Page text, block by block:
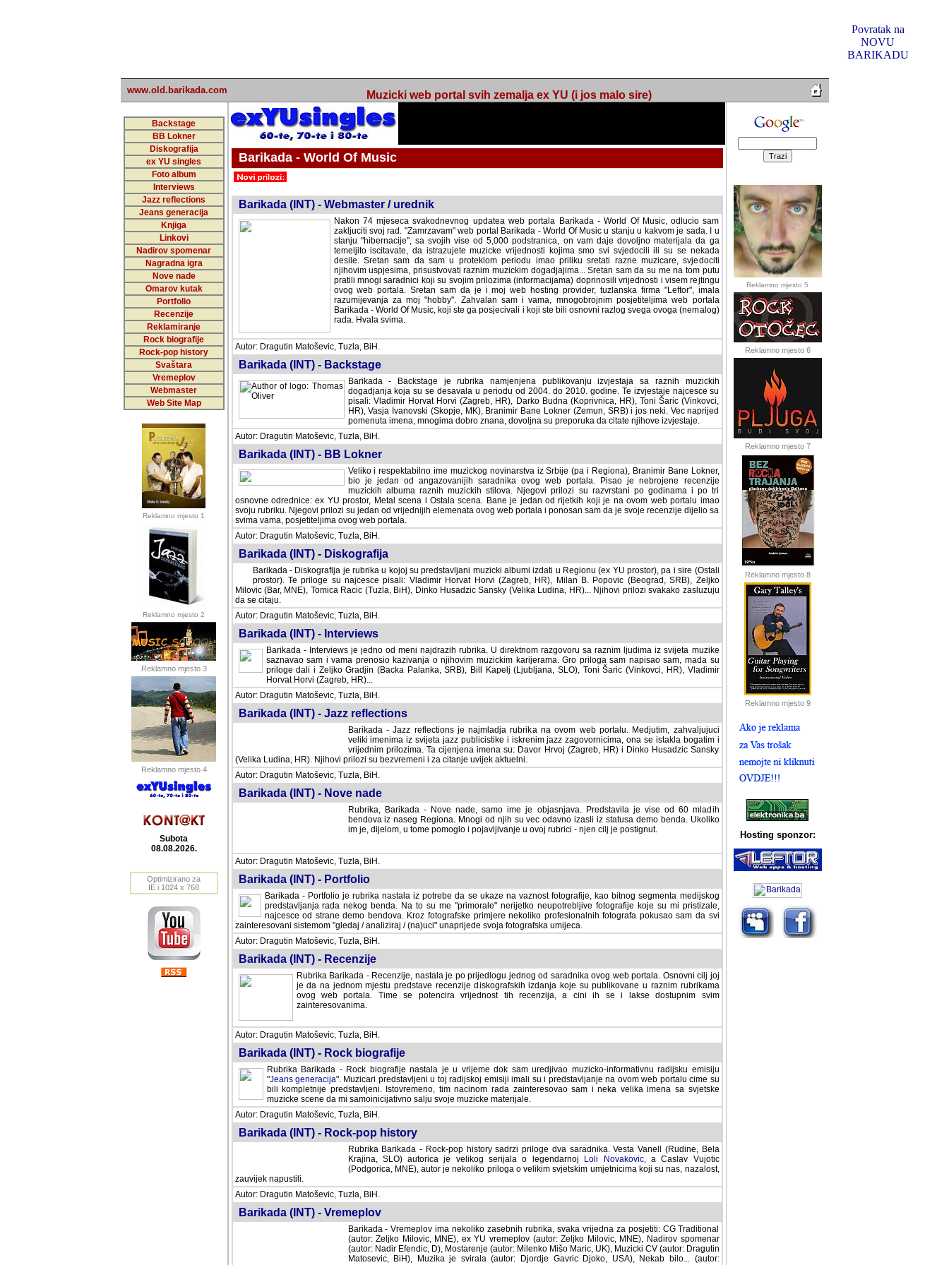
Povratak na
NOVU
BARIKADU
www.old.barikada.com Muzicki web portal svih zemalja ex YU (i jos malo sire)
Backstage
BB Lokner
Diskografija
ex YU singles
Foto album
Interviews
Jazz reflections
Jeans generacija
Knjiga
Linkovi
Nadirov spomenar
Nagradna igra
Nove nade
Omarov kutak
Portfolio
Recenzije
Reklamiranje
Rock biografije
Rock-pop history
Svaštara
Vremeplov
Webmaster
Web Site Map
Reklamno mjesto 1
Reklamno mjesto 2
Reklamno mjesto 3
Reklamno mjesto 4
Subota
08.08.2026.
Optimizirano za
IE i 1024 x 768
Barikada - World Of Music
Barikada (INT) - Webmaster / urednik
Nakon 74 mjeseca svakodnevnog updatea web portala Barikada - World Of Music, odlucio sam
zakljuciti svoj rad. "Zamrzavam" web portal Barikada - World Of Music u stanju u kakvom je sada. I u
stanju "hibernacije", sa svojih vise od 5,000 podstranica, on vam daje dovoljno materijala da ga
temeljito iscitavate, da istrazujete muzicke vrijednosti kojima smo svi svjedocili ili su se nekada desile.
Sretan sam da sam u proteklom periodu imao priliku sretati razne muzicare, svjedociti njihovim
uspjesima, prisustvovati raznim muzickim dogadjajima... Sretan sam da su me na tom putu pratili
mnogi saradnici koji su svojim prilozima (informacijama) doprinosili vrijednosti i visem rejtingu ovog
web portala. Sretan sam da je i moj web hosting provider, tuzlanska firma "Leftor", imala
razumijevanja za moj "hobby". Zahvalan sam i vama, mnogobrojnim posjetiteljima web portala
Barikada - World Of Music, koji ste ga posjecivali i koji ste bili osnovni razlog svega ovoga (nemalog)
rada. Hvala svima.
Autor: Dragutin Matoševic, Tuzla, BiH.
Barikada (INT) - Backstage
Barikada - Backstage je rubrika namjenjena publikovanju izvjestaja sa raznih muzickih
dogadjanja koja su se desavala u periodu od 2004. do 2010. godine. Te izvjestaje najcesce su
pisali: Vladimir Horvat Horvi (Zagreb, HR), Darko Budna (Koprivnica, HR), Toni Šaric (Vinkovci,
HR), Vasja Ivanovski (Skopje, MK), Branimir Bane Lokner (Zemun, SRB) i jos neki. Vec naprijed
pomenuta imena, mnogima dobro znana, dovoljna su preporuka da citate njihove izvjestaje.
Autor: Dragutin Matoševic, Tuzla, BiH.
Barikada (INT) - BB Lokner
Veliko i respektabilno ime muzickog novinarstva iz Srbije (pa i Regiona), Branimir Bane Lokner,
bio je jedan od angazovanijih saradnika ovog web portala. Pisao je nebrojene recenzije muzickih
albuma raznih muzickih stilova. Njegovi prilozi su razvrstani po godinama i po tri osnovne
odrednice: ex YU prostor, Metal scena i Ostala scena. Bane je jedan od rijetkih koji je na ovom web portalu imao svoju rubriku.
Njegovi prilozi su jedan od vrijednijih elemenata ovog web portala i ponosan sam da je svoje recenzije dijelio sa svima vama,
posjetiteljima ovog web portala.
Autor: Dragutin Matoševic, Tuzla, BiH.
Barikada (INT) - Diskografija
Barikada - Diskografija je rubrika u kojoj su predstavljani muzicki albumi izdati u Regionu (ex YU prostor), pa i sire (Ostali
prostor). Te priloge su najcesce pisali: Vladimir Horvat Horvi (Zagreb, HR), Milan B. Popovic (Beograd, SRB), Zeljko Milovic
(Bar, MNE), Tomica Racic (Tuzla, BiH), Dinko Husadzic Sansky (Velika Ludina, HR)... Njihovi prilozi svakako zasluzuju da se
citaju.
Autor: Dragutin Matoševic, Tuzla, BiH.
Barikada (INT) - Interviews
Barikada - Interviews je jedno od meni najdrazih rubrika. U direktnom razgovoru sa raznim ljudima iz svijeta muzike
saznavao sam i vama prenosio kazivanja o njihovim muzickim karijerama. Gro priloga sam napisao sam, mada su
priloge dali i Zeljko Gradjin (Backa Palanka, SRB), Bill Kapelj (Ljubljana, SLO), Toni Šaric (Vinkovci, HR), Vladimir
Horvat Horvi (Zagreb, HR)...
Autor: Dragutin Matoševic, Tuzla, BiH.
Barikada (INT) - Jazz reflections
Barikada - Jazz reflections je najmladja rubrika na ovom web portalu. Medjutim, zahvaljujuci veliki
imenima iz svijeta jazz publicistike i iskrenim jazz zagovornicima, ona se istakla bogatim i
vrijednim prilozima. Ta cijenjena imena su: Davor Hrvoj (Zagreb, HR) i Dinko Husadzic Sansky
(Velika Ludina, HR). Njihovi prilozi su bezvremeni i za citanje uvijek aktuelni.
Autor: Dragutin Matoševic, Tuzla, BiH.
Barikada (INT) - Nove nade
Rubrika, Barikada - Nove nade, samo ime je objasnjava. Predstavila je vise od 60 mladih
bendova iz naseg Regiona. Mnogi od njih su vec odavno izasli iz statusa demo benda. Ukoliko im
je, dijelom, u tome pomoglo i pojavljivanje u ovoj rubrici - njen cilj je postignut.
Autor: Dragutin Matoševic, Tuzla, BiH.
Barikada (INT) - Portfolio
Barikada - Portfolio je rubrika nastala iz potrebe da se ukaze na vaznost fotografije, kao bitnog segmenta medijskog
predstavljanja rada nekog benda. Na to su me "primorale" nerijetko neupotrebljive fotografije koje su mi pristizale,
najcesce od strane demo bendova. Kroz fotografske primjere nekoliko profesionalnih fotografa pokusao sam da svi
zainteresovani sistemom "gledaj / analiziraj / (na)uci" unaprijede svoja fotografska umijeca.
Autor: Dragutin Matoševic, Tuzla, BiH.
Barikada (INT) - Recenzije
Rubrika Barikada - Recenzije, nastala je po prijedlogu jednog od saradnika ovog web portala. Osnovni cilj joj
je da na jednom mjestu predstave recenzije diskografskih izdanja koje su publikovane u raznim rubrikama
ovog web portala. Time se potencira vrijednost tih recenzija, a cini ih se i lakse dostupnim svim
zainteresovanima.
Autor: Dragutin Matoševic, Tuzla, BiH.
Barikada (INT) - Rock biografije
Rubrika Barikada - Rock biografije nastala je u vrijeme dok sam uredjivao muzicko-informativnu radijsku emisiju
"Jeans generacija". Muzicari predstavljeni u toj radijskoj emisiji imali su i predstavljanje na ovom web portalu cime su
bili kompletnije predstavljeni. Istovremeno, tim nacinom rada zainteresovao sam i neka velika imena sa svjetske
muzicke scene da mi samoinicijativno salju svoje muzicke materijale.
Autor: Dragutin Matoševic, Tuzla, BiH.
Barikada (INT) - Rock-pop history
Rubrika Barikada - Rock-pop history sadrzi priloge dva saradnika. Vesta Vanell (Rudine, Bela
Krajina, SLO) autorica je velikog serijala o legendarnoj
Loli Novakovic, a Caslav Vujotic
(Podgorica, MNE), autor je nekoliko priloga o velikim svjetskim umjetnicima koji su nas, nazalost,
zauvijek napustili.
Autor: Dragutin Matoševic, Tuzla, BiH.
Barikada (INT) - Vremeplov
Barikada - Vremeplov ima nekoliko zasebnih rubrika, svaka vrijedna za posjetiti: CG Traditional
(autor: Zeljko Milovic, MNE), ex YU vremeplov (autor: Zeljko Milovic, MNE), Nadirov spomenar
(autor: Nadir Efendic, D), Mostarenje (autor: Milenko Mišo Maric, UK), Muzicki CV (autor: Dragutin
Matosevic, BiH), Muzika je svirala (autor: Djordje Gavric Djoko, USA), Nekab bilo... (autor:
Reklamno mjesto 5
Reklamno mjesto 6
Reklamno mjesto 7
Reklamno mjesto 8
Reklamno mjesto 9
Hosting sponzor: